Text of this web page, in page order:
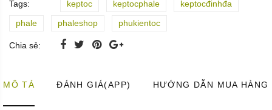
Tags: keptoc keptocphale
keptocđinhđa
phale
phaleshop phukientoc
Chia sẻ:
MÔ TẢ ĐÁNH GIÁ(APP) HƯỚNG DẪN MUA HÀNG